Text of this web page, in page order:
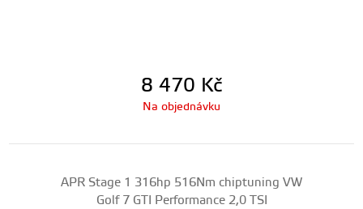
8 470 Kč
Na objednávku
APR Stage 1 316hp 516Nm chiptuning VW
Golf 7 GTI Performance 2,0 TSI